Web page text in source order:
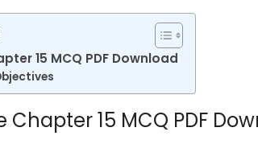
15 MCQ PDF Download
Chapter 15 MCQ PDF